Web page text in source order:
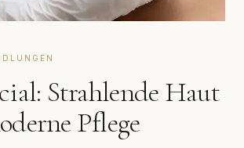
Strahlende Haut
Pflege